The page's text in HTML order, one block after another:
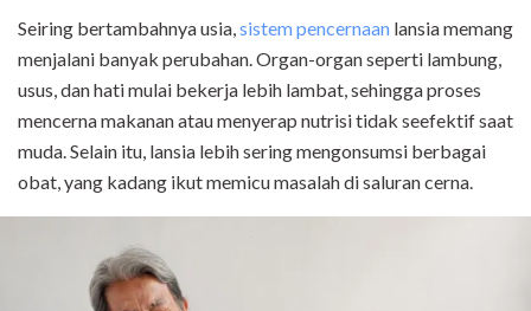
Seiring bertambahnya usia,sistem pencernaan lansia memang
menjalani banyak perubahan. Organ-organ seperti lambung,
usus, dan hati mulai bekerja lebih lambat, sehingga proses
mencerna makanan atau menyerap nutrisi tidak seefektif saat
muda. Selain itu, lansia lebih sering mengonsumsi berbagai
obat, yang kadang ikut memicu masalah di saluran cerna.